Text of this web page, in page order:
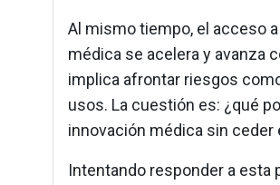
Al mismo tiempo, el acceso
médica se acelera y avanza
implica afrontar riesgos
usos. La cuestión es: ¿qué
innovación médica sin
Intentando responder a esta